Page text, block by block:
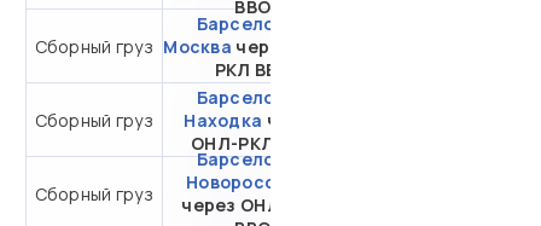
ВВО
Сборный груз
Барселона -
Москва через ОНЛ-
РКЛ ВВО
Сборный груз
Барселона -
Находка через
ОНЛ-РКЛ ВВО
Сборный груз
Барселона -
Новороссийск
через ОНЛ-РКЛ